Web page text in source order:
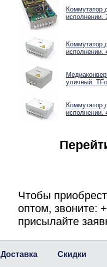
Коммутатор
исполнении.
Коммутатор
исполнении.
уличный.
Коммутатор
исполнении.
Чтобы
оптом, звоните:
присылайте
Доставка Скидки